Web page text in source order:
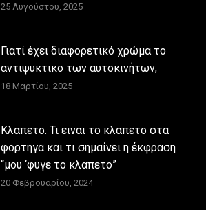
25 Αυγούστου, 2025
Γιατί έχει διαφορετικό χρώμα το
αντιψυκτικο των αυτοκινήτων;
18 Μαρτίου, 2025
Κλαπετο. Τι ειναι το κλαπετο στα
φορτηγα και τι σημαίνει η έκφραση
“μου ‘φυγε το κλαπετο”
20 Φεβρουαρίου, 2024